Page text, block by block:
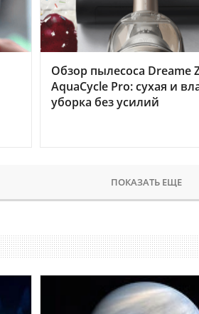
Обзор пылесоса Dreame
AquaCycle Pro: сухая и
уборка без усилий
ПОКАЗАТЬ ЕЩЕ